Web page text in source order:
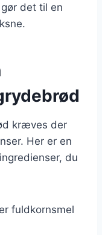
det til en
kræves der
Her er en
du
fuldkornsmel